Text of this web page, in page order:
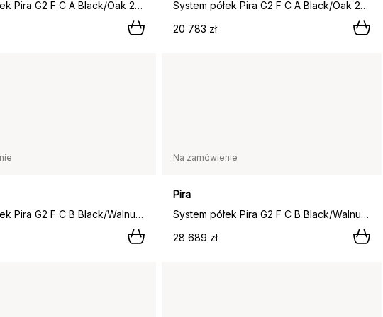
System półek Pira G2 F C A Black/Oak 240–247 cm,
System półek Pira G2 F C A Black/Oak 248–255 cm,
20 783 zł
System półek Pira G2 F C B Black/Walnut 248–255 cm,
Na zamówienie
Pira
System półek Pira G2 F C B Black/Walnut 256–264 cm,
28 689 zł